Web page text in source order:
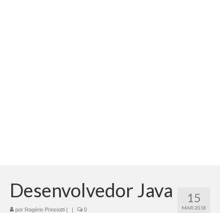
15
MAR 2018
Desenvolvedor Java
por Rogério Princiotti | | 0